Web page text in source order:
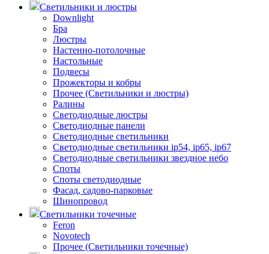
Светильники и люстры
Downlight
Бра
Люстры
Настенно-потолочные
Настольные
Подвесы
Прожекторы и кобры
Прочее (Светильники и люстры)
Ралины
Светодиодные люстры
Светодиодные панели
Светодиодные светильники
Светодиодные светильники ip54, ip65, ip67
Светодиодные светильники звездное небо
Споты
Споты светодиодные
Фасад, садово-парковые
Шинопровод
Светильники точечные
Feron
Novotech
Прочее (Светильники точечные)